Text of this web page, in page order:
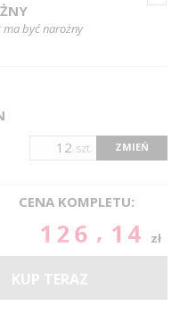
ma być narożny
szt. ZMIEŃ
CENA KOMPLETU:
126.14 zł
KUP TERAZ